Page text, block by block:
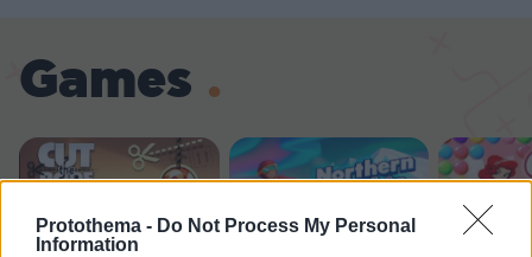
Protothema - Do Not Process My Personal
Information
Games